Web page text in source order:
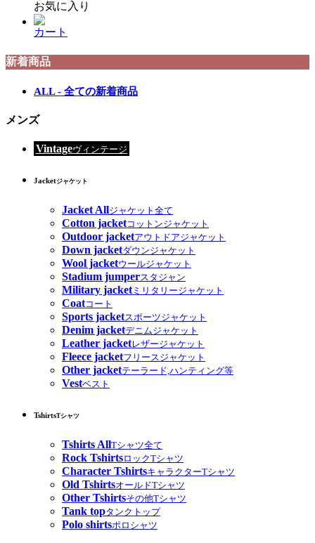
お気に入り
カート
新着商品
ALL - 全ての新着商品
メンズ
Vintageヴィンテージ
Jacketジャケット
Jacket Allジャケット全て
Cotton jacketコットンジャケット
Outdoor jacketアウトドアジャケット
Down jacketダウンジャケット
Wool jacketウールジャケット
Stadium jumperスタジャン
Military jacketミリタリージャケット
Coatコート
Sports jacketスポーツジャケット
Denim jacketデニムジャケット
Leather jacketレザージャケット
Fleece jacketフリースジャケット
Other jacketテーラード,ハンティング等
Vestベスト
TshirtsTシャツ
Tshirts AllTシャツ全て
Rock TshirtsロックTシャツ
Character TshirtsキャラクターTシャツ
Old TshirtsオールドTシャツ
Other Tshirtsその他Tシャツ
Tank topタンクトップ
Polo shirtsポロシャツ